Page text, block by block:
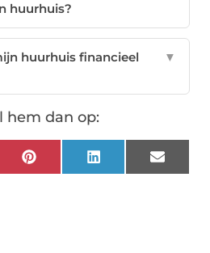
huurhuis?
huurhuis financieel
▼
hem dan op:
Pinterest LinkedIn Email